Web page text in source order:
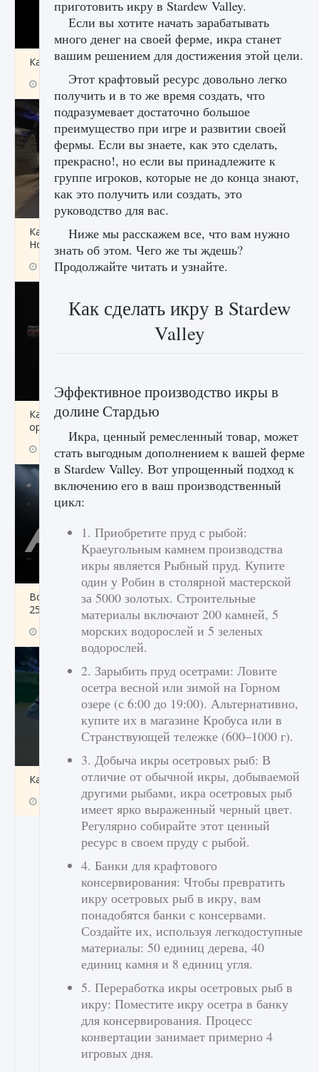
Как получить Thunder Egg в Stardew Valley
9 августа 2024 1 244 0 0
Как исправить неработающие награды For
Honor
9 августа 2024 1 205 0
Как разблокировать чертеж счастливого
оружия в MW3 и Warzone
9 августа 2024 1 151 0 0
Все новые функции Ultimate Team в EA FC
25
9 августа 2024 1 297 0 0
Как включить чат в Fortnite
9 августа 2024 1 335 0 0
приготовить икру в Stardew Valley.
Если вы хотите начать зарабатывать
много денег на своей ферме, икра станет
вашим решением для достижения этой цели.
Этот крафтовый ресурс довольно легко
получить и в то же время создать, что
подразумевает достаточно большое
преимущество при игре и развитии своей
фермы. Если вы знаете, как это сделать,
прекрасно!, но если вы принадлежите к
группе игроков, которые не до конца знают,
как это получить или создать, это
руководство для вас.
Ниже мы расскажем все, что вам нужно
знать об этом. Чего же ты ждешь?
Продолжайте читать и узнайте.
Как сделать икру в Stardew
Valley
Эффективное производство икры в
долине Стардью
Икра, ценный ремесленный товар, может
стать выгодным дополнением к вашей ферме
в Stardew Valley. Вот упрощенный подход к
включению его в ваш производственный
цикл:
1. Приобретите пруд с рыбой:
Краеугольным камнем производства
икры является Рыбный пруд. Купите
один у Робин в столярной мастерской
за 5000 золотых. Строительные
материалы включают 200 камней, 5
морских водорослей и 5 зеленых
водорослей.
2. Зарыбить пруд осетрами: Ловите
осетра весной или зимой на Горном
озере (с 6:00 до 19:00). Альтернативно,
купите их в магазине Кробуса или в
Странствующей тележке (600–1000 г).
3. Добыча икры осетровых рыб: В
отличие от обычной икры, добываемой
другими рыбами, икра осетровых рыб
имеет ярко выраженный черный цвет.
Регулярно собирайте этот ценный
ресурс в своем пруду с рыбой.
4. Банки для крафтового
консервирования: Чтобы превратить
икру осетровых рыб в икру, вам
понадобятся банки с консервами.
Создайте их, используя легкодоступные
материалы: 50 единиц дерева, 40
единиц камня и 8 единиц угля.
5. Переработка икры осетровых рыб в
икру: Поместите икру осетра в банку
для консервирования. Процесс
конвертации занимает примерно 4
игровых дня.